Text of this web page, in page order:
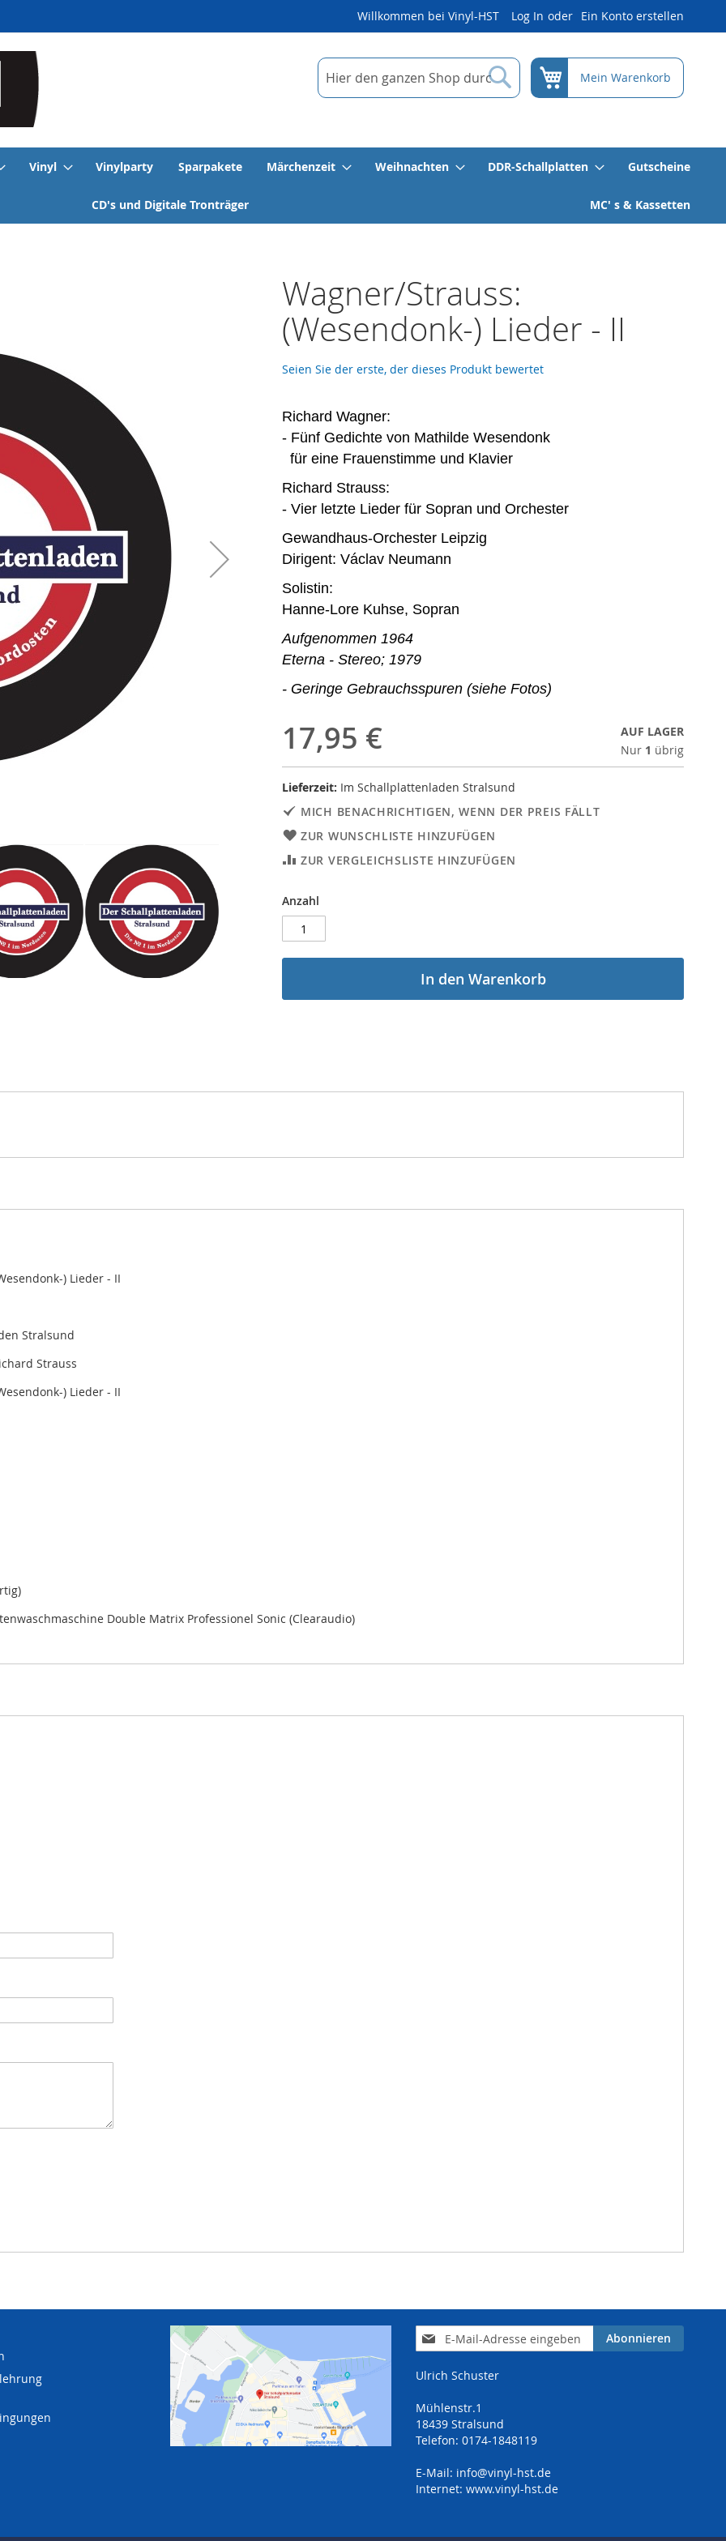
Willkommen bei Vinyl-HST Log In Ein Konto erstellen
Suche
Suche
Mein Warenkorb
Vinyl Vinylparty Sparpakete Märchenzeit Weihnachten DDR-Schallplatten Gutscheine
CD's und Digitale Tronträger MC' s & Kassetten
Wagner/Strauss:
(Wesendonk-) Lieder - II
Seien Sie der erste, der dieses Produkt bewertet
Richard Wagner:
- Fünf Gedichte von Mathilde Wesendonk
für eine Frauenstimme und Klavier
Richard Strauss:
- Vier letzte Lieder für Sopran und Orchester
Gewandhaus-Orchester Leipzig
Dirigent: Václav Neumann
Solistin:
Hanne-Lore Kuhse, Sopran
Aufgenommen 1964
Eterna - Stereo; 1979
- Geringe Gebrauchsspuren (siehe Fotos)
17,95 €
AUF LAGER
Nur 1 übrig
Lieferzeit: Im Schallplattenladen Stralsund
MICH BENACHRICHTIGEN, WENN DER PREIS FÄLLT
ZUR WUNSCHLISTE HINZUFÜGEN
ZUR VERGLEICHSLISTE HINZUFÜGEN
Anzahl
In den Warenkorb
) Lieder - II
Stralsund
Strauss
) Lieder - II
Double Matrix Professionel Sonic (Clearaudio)
Anmeldung
zum
Abonnieren
Ulrich Schuster
Mühlenstr.1
18439 Stralsund
Telefon: 0174-1848119
E-Mail: info@vinyl-hst.de
Internet: www.vinyl-hst.de